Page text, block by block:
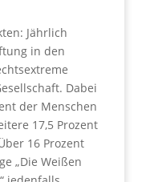
Jährlich
in den
Dabei
der Menschen
17,5 Prozent
16 Prozent
„Die Weißen